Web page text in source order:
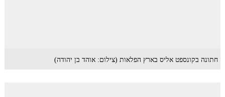
חתונה בקונספט אליס בארץ הפלאות (צילום: אוהד בן יהודה)